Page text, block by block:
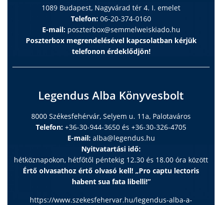
1089 Budapest, Nagyvárad tér 4. I. emelet
Telefon: 06-20-374-0160
E-mail: poszterbox@semmelweiskiado.hu
Poszterbox megrendelésével kapcsolatban kérjük
telefonon érdeklődjön!
Legendus Alba Könyvesbolt
8000 Székesfehérvár, Selyem u. 11a, Palotaváros
Telefon: +36-30-944-3650 és +36-30-326-4705
E-mail: alba@legendus.hu
Nyitvatartási idő:
hétköznapokon, hétfőtől péntekig 12.30 és 18.00 óra között
Értő olvasathoz értő olvasó kell! „Pro captu lectoris
habent sua fata libelli!”
https://www.szekesfehervar.hu/legendus-alba-a-